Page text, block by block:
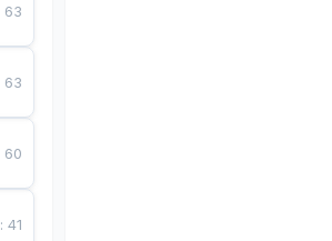
63
63
60
:41